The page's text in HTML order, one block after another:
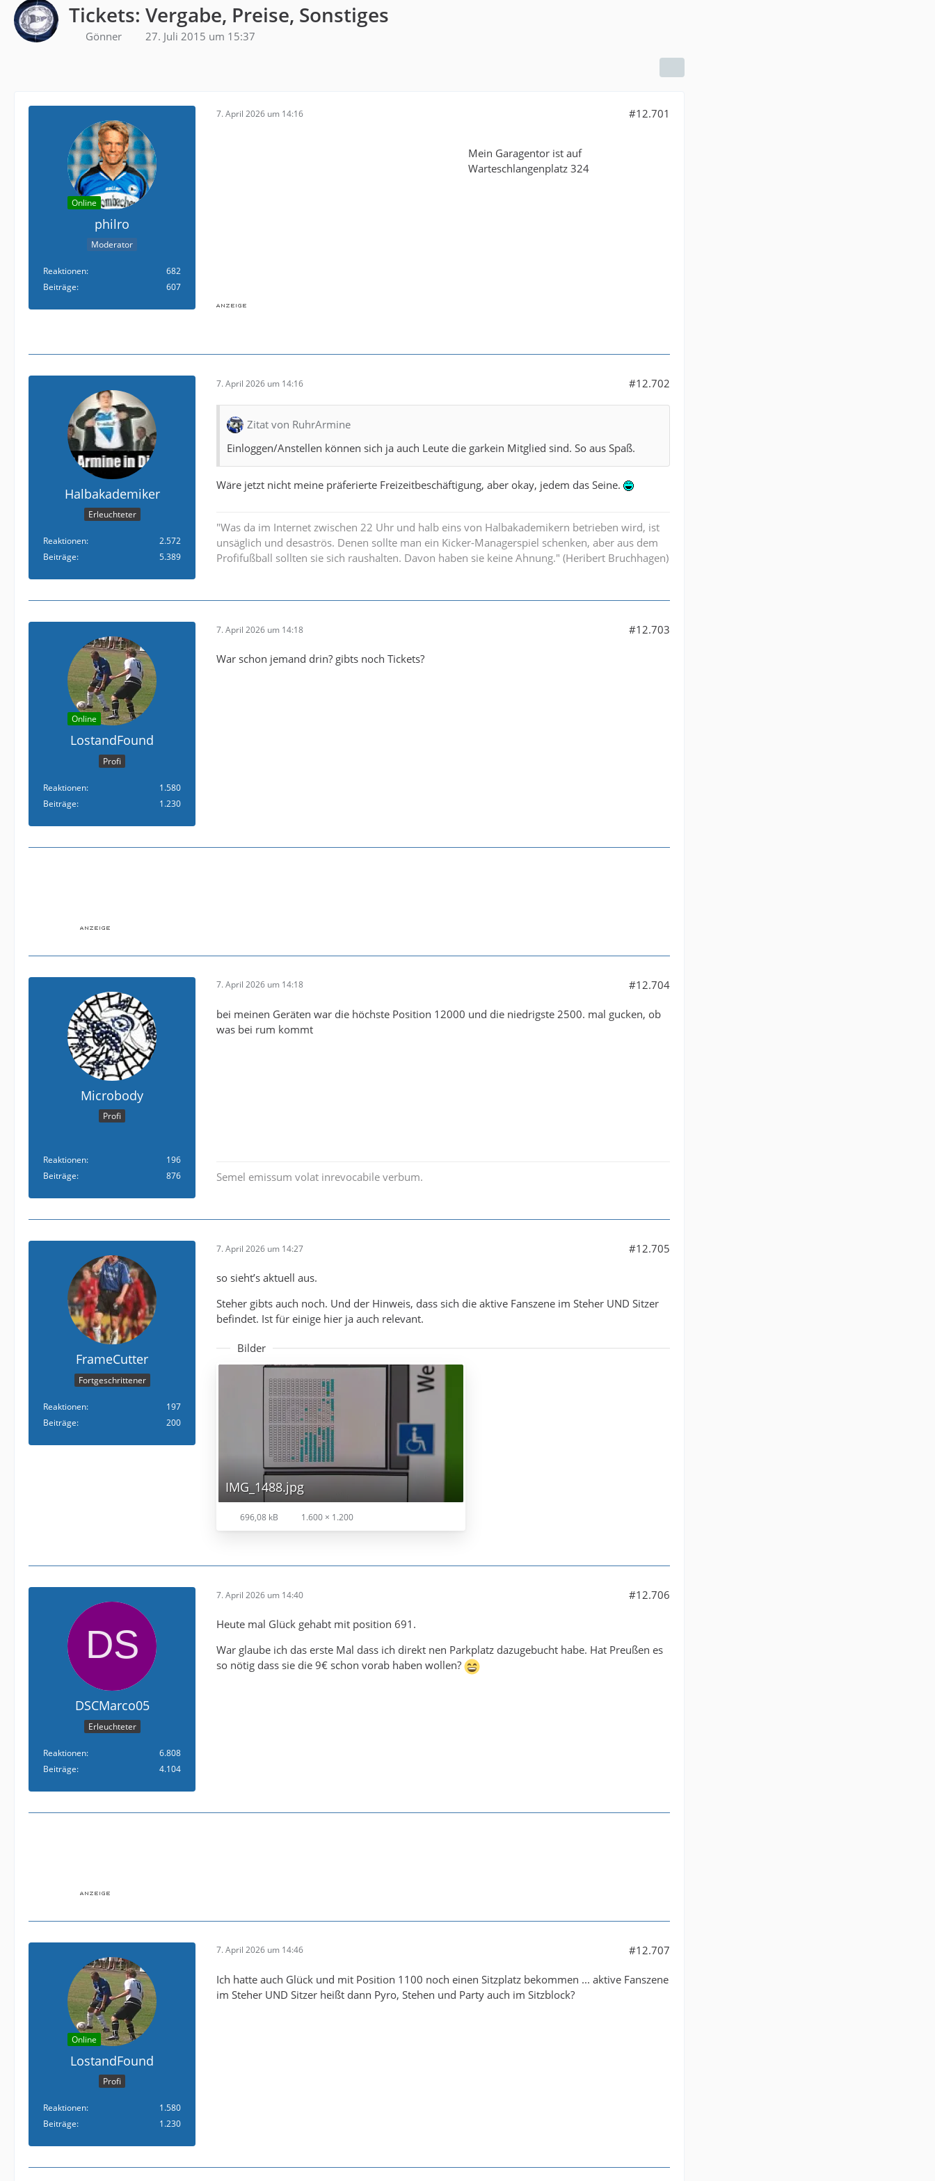
Tickets: Vergabe, Preise, Sonstiges
Gönner 27. Juli 2015 um 15:37
Online
philro
Moderator
Reaktionen
682
Beiträge
607
7. April 2026 um 14:16 #12.701
Mein Garagentor ist auf
Warteschlangenplatz 324
Halbakademiker
Erleuchteter
Reaktionen
2.572
Beiträge
5.389
7. April 2026 um 14:16 #12.702
Zitat von RuhrArmine
Einloggen/Anstellen können sich ja auch Leute die garkein Mitglied sind. So aus Spaß.
Wäre jetzt nicht meine präferierte Freizeitbeschäftigung, aber okay, jedem das Seine.
"Was da im Internet zwischen 22 Uhr und halb eins von Halbakademikern betrieben wird, ist
unsäglich und desaströs. Denen sollte man ein Kicker-Managerspiel schenken, aber aus dem
Profifußball sollten sie sich raushalten. Davon haben sie keine Ahnung." (Heribert Bruchhagen)
Online
LostandFound
Profi
Reaktionen
1.580
Beiträge
1.230
7. April 2026 um 14:18 #12.703
War schon jemand drin? gibts noch Tickets?
Microbody
Profi
Reaktionen
196
Beiträge
876
7. April 2026 um 14:18 #12.704
bei meinen Geräten war die höchste Position 12000 und die niedrigste 2500. mal gucken, ob
was bei rum kommt
Semel emissum volat inrevocabile verbum.
FrameCutter
Fortgeschrittener
Reaktionen
197
Beiträge
200
7. April 2026 um 14:27 #12.705
so sieht’s aktuell aus.
Steher gibts auch noch. Und der Hinweis, dass sich die aktive Fanszene im Steher UND Sitzer
befindet. Ist für einige hier ja auch relevant.
Bilder
IMG_1488.jpg
696,08 kB 1.600 × 1.200
DSCMarco05
Erleuchteter
Reaktionen
6.808
Beiträge
4.104
7. April 2026 um 14:40 #12.706
Heute mal Glück gehabt mit position 691.
War glaube ich das erste Mal dass ich direkt nen Parkplatz dazugebucht habe. Hat Preußen es
so nötig dass sie die 9€ schon vorab haben wollen?
Online
LostandFound
Profi
Reaktionen
1.580
Beiträge
1.230
7. April 2026 um 14:46 #12.707
Ich hatte auch Glück und mit Position 1100 noch einen Sitzplatz bekommen ... aktive Fanszene
im Steher UND Sitzer heißt dann Pyro, Stehen und Party auch im Sitzblock?